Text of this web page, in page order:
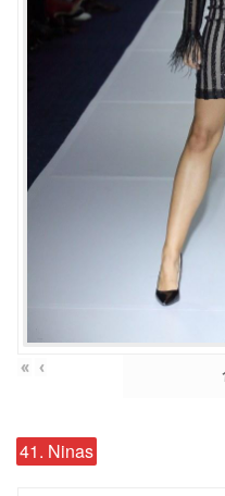
« ‹
41. Ninas